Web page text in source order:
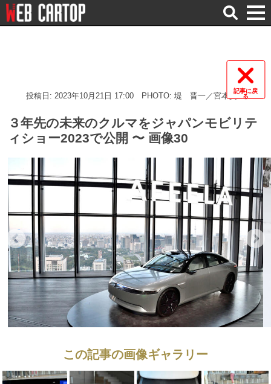
検
索
記事に戻
る
投稿日: 2023年10月21日 17:00 PHOTO: 堤 晋一／宮本賢二
３年先の未来のクルマをジャパンモビリテ
ィショー2023で公開 〜 画像30
この記事の画像ギャラリー